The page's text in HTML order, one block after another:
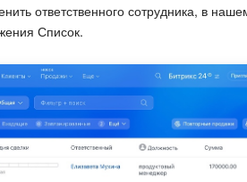
ответственного сотрудника, в
Список.